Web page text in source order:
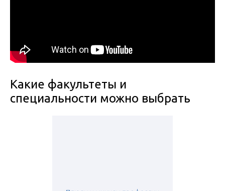
Какие факультеты и
специальности можно выбрать